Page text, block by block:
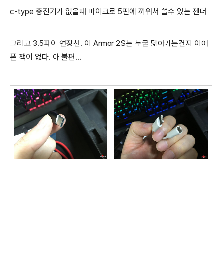
c-type 충전기가 없을때 마이크로 5핀에 끼워서 쓸수 있는 젠더
그리고 3.5파이 연장선. 이 Armor 2S는 누굴 닮아가는건지 이어
폰 잭이 없다. 아 불편...